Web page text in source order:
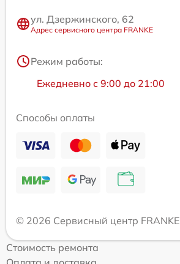
ул. Дзержинского, 62
Адрес сервисного центра FRANKE
Режим работы:
Ежедневно с 9:00 до 21:00
Способы оплаты
© 2026 Сервисный центр FRANKE
Стоимость ремонта